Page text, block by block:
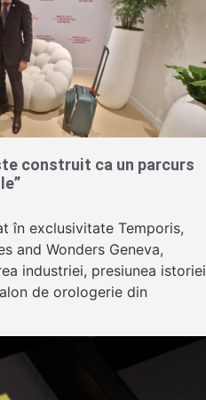
construit ca un parcurs
în exclusivitate Temporis,
and Wonders Geneva,
industriei, presiunea istoriei
de orologerie din